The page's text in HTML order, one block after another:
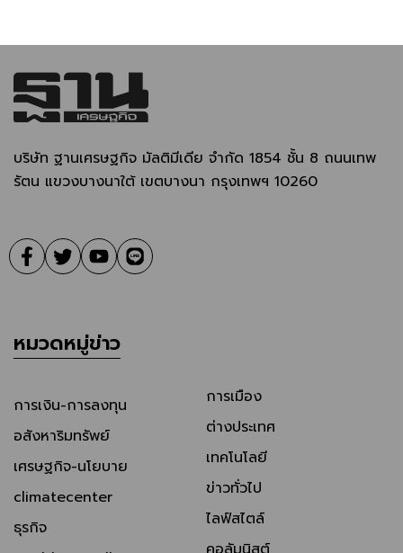
บริษัท ฐานเศรษฐกิจ มัลติมีเดีย จํากัด 1854 ชั้น 8 ถนนเทพ
รัตน แขวงบางนาใต้ เขตบางนา กรุงเทพฯ 10260
หมวดหมู่ข่าว
การเงิน-การลงทุน
อสังหาริมทรัพย์
เศรษฐกิจ-นโยบาย
climatecenter
ธุรกิจ
การเมือง
ต่างประเทศ
เทคโนโลยี
ข่าวทั่วไป
ไลฟ์สไตล์